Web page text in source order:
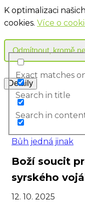
K optimalizaci
cookies. Více o
Bůh jedná jinak
Boží soucit
syrského
12. 10. 2025
Exact matches
Search in title
Search in